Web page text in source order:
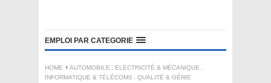
EMPLOI PAR CATEGORIE
HOME AUTOMOBILE , ELECTRICITÉ & MÉCANIQUE ,
INFORMATIQUE & TÉLÉCOMS , QUALITÉ & GÉNIE